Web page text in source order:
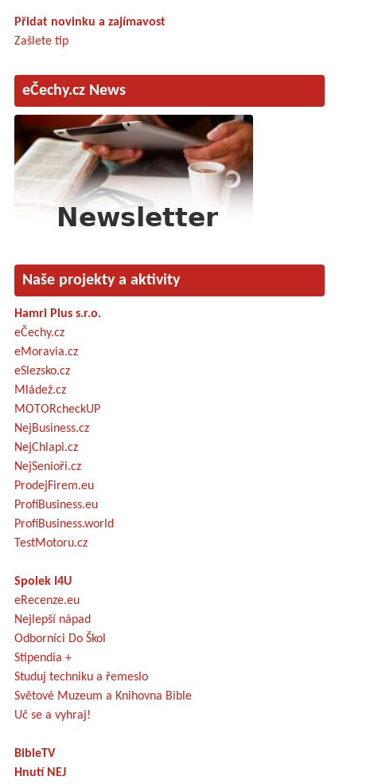
Přidat novinku a zajímavost
Zašlete tip
eČechy.cz News
Naše projekty a aktivity
Hamri Plus s.r.o.
eČechy.cz
eMoravia.cz
eSlezsko.cz
Mládež.cz
MOTORcheckUP
NejBusiness.cz
NejChlapi.cz
NejSenioři.cz
ProdejFirem.eu
ProfiBusiness.eu
ProfiBusiness.world
TestMotoru.cz
Spolek I4U
eRecenze.eu
Nejlepší nápad
Odborníci Do Škol
Stipendia +
Studuj techniku a řemeslo
Světové Muzeum a Knihovna Bible
Uč se a vyhraj!
BibleTV
Hnutí NEJ